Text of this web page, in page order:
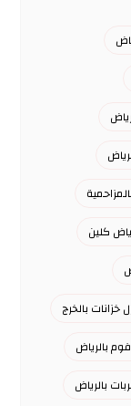
كلين
بالخرج
بالرياض
بالرياض